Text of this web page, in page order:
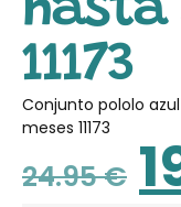
hasta
11173
Conjunto pololo
meses 11173
24.95€